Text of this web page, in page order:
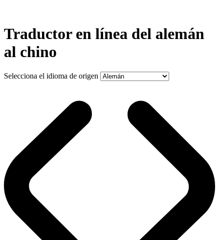
Traductor en línea del alemán
al chino
Selecciona el idioma de origen